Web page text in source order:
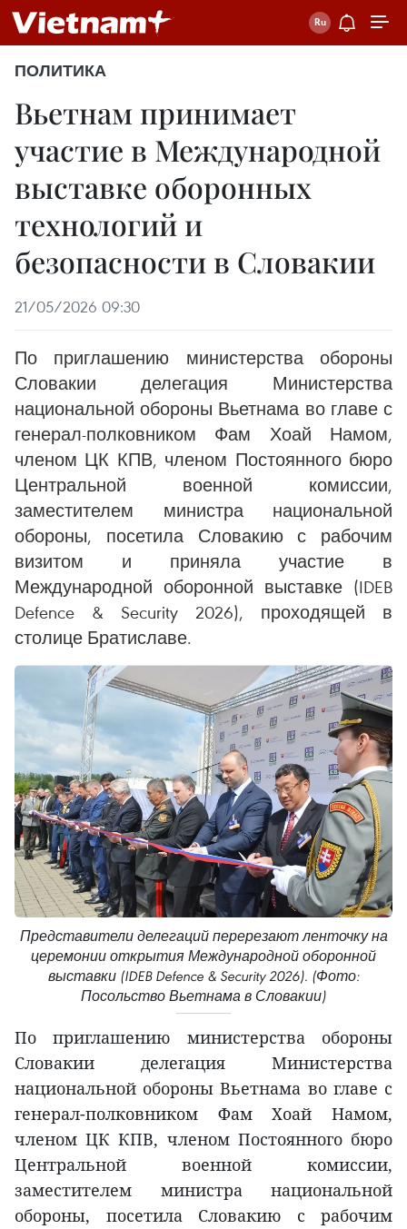
ПОЛИТИКА
Вьетнам принимает
участие в Международной
выставке оборонных
технологий и
безопасности в Словакии
21/05/2026 09:30
По приглашению министерства обороны
Словакии делегация Министерства
национальной обороны Вьетнама во главе с
генерал-полковником Фам Хоай Намом,
членом ЦК КПВ, членом Постоянного бюро
Центральной военной комиссии,
заместителем министра национальной
обороны, посетила Словакию с рабочим
визитом и приняла участие в
Международной оборонной выставке (IDEB
Defence & Security 2026), проходящей в
столице Братиславе.
Представители делегаций перерезают ленточку на
церемонии открытия Международной оборонной
выставки (IDEB Defence & Security 2026). (Фото:
Посольство Вьетнама в Словакии)
По приглашению министерства обороны
Словакии делегация Министерства
национальной обороны Вьетнама во главе с
генерал-полковником Фам Хоай Намом,
членом ЦК КПВ, членом Постоянного бюро
Центральной военной комиссии,
заместителем министра национальной
обороны, посетила Словакию с рабочим